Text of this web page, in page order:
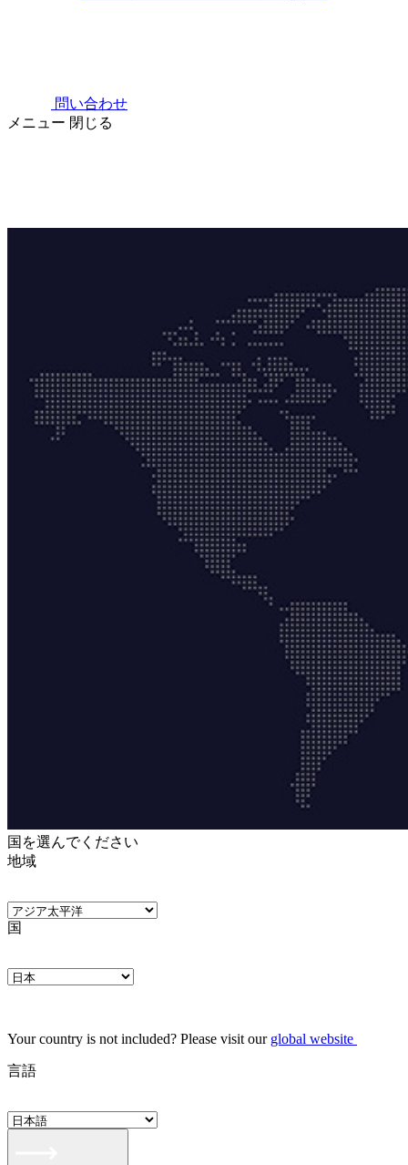
問い合わせ
メニュー 閉じる
国を選んでください
地域
国
Your country is not included? Please visit our global website
言語